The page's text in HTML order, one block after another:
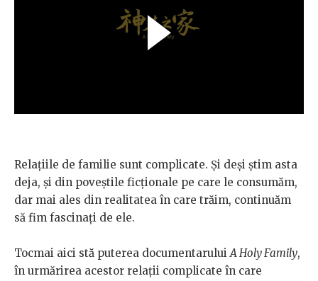
Relațiile de familie sunt complicate. Și deși știm asta
deja, și din poveștile ficționale pe care le consumăm,
dar mai ales din realitatea în care trăim, continuăm
să fim fascinați de ele.
Tocmai aici stă puterea documentaruluiA Holy Family,
în urmărirea acestor relații complicate în care